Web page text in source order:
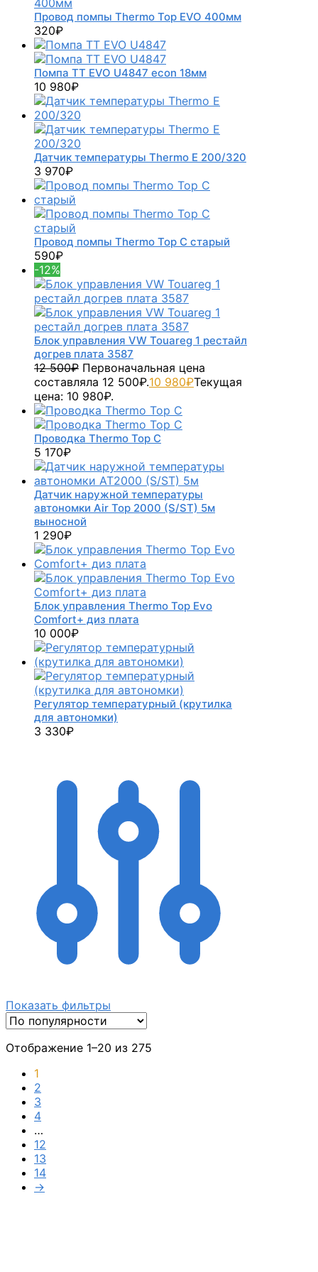
Провод помпы Thermo Top EVO 400мм
320₽
Помпа TT EVO U4847 econ 18мм
10 980₽
Датчик температуры Thermo E 200/320
3 970₽
Провод помпы Thermo Top С старый
590₽
-12%
Блок управления VW Touareg 1 рестайл
догрев плата 3587
12 500₽ Первоначальная цена
составляла 12 500₽.10 980₽Текущая
цена: 10 980₽.
Проводка Thermo Top C
5 170₽
Датчик наружной температуры
автономки Air Top 2000 (S/ST) 5м
выносной
1 290₽
Блок управления Thermo Top Evo
Comfort+ диз плата
10 000₽
Регулятор температурный (крутилка
для автономки)
3 330₽
Показать фильтры
Отображение 1–20 из 275
1
2
3
4
…
12
13
14
→